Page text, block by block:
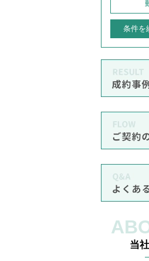
条件を
当